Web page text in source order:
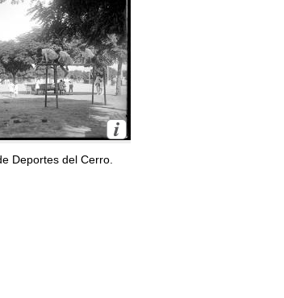
Deportes del Cerro.